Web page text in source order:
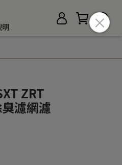
明
ZRT
濾網濾